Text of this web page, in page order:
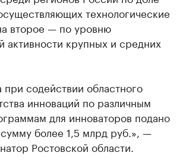
технологические
второе — по уровню
активности крупных и средних
при содействии областного
инноваций по различным
для инноваторов подано
более 1,5 млрд руб.», —
Ростовской области.